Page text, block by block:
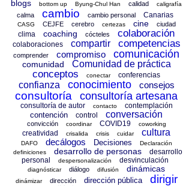
blogs bottom up Byung-Chul Han calidad caligrafía
calma cambio cambio personal Canarias
CASG CEJFE cerebro certezas cine ciudad
clima coaching cócteles colaboración
colaboraciones compartir competencias
comprender compromiso comunicación
comunidad Comunidad de práctica
conceptos conectar conferencias
confianza conocimiento consejos
consultoría consultoría artesana
consultoría de autor contacto contemplación
contención control conversación
convicción coordinar COVID19 coworking
creatividad crisalida crisis cuidar cultura
DAFO decálogos Decisiones
Declaración
definiciones
desarrollo de personas
desarrollo
personal
despersonalización desvinculación
diagnósticar diálogo difusión dinámicas
dinámizar dirección dirección pública dirigir